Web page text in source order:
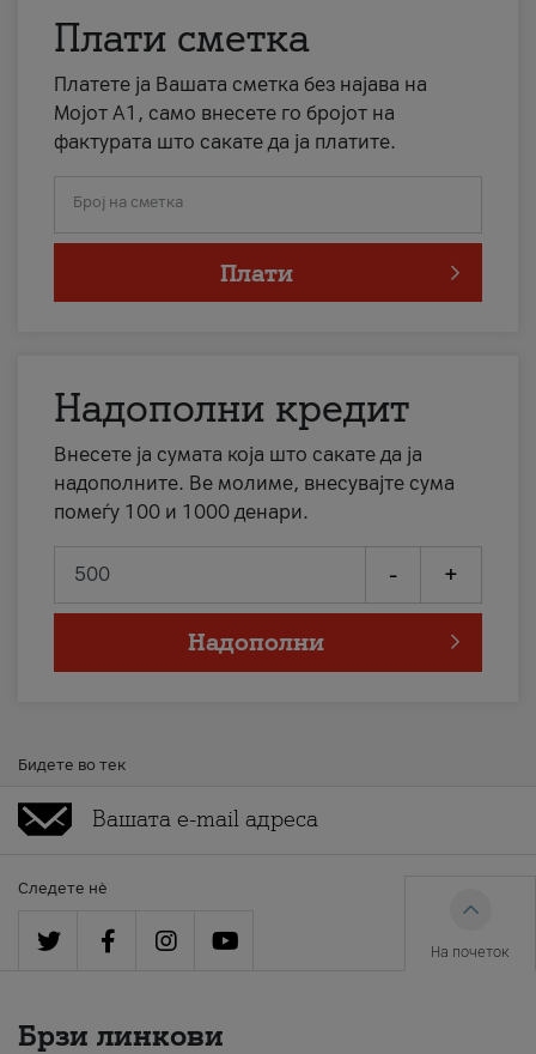
Плати сметка
Платете ја Вашата сметка без најава на
Мојот А1, само внесете го бројот на
фактурата што сакате да ја платите.
Број на сметка
Плати
Надополни кредит
Внесете ја сумата која што сакате да ја
надополните. Ве молиме, внесувајте сума
помеѓу 100 и 1000 денари.
- +
Надополни
Бидете во тек
Следете нè
На почеток
Брзи линкови